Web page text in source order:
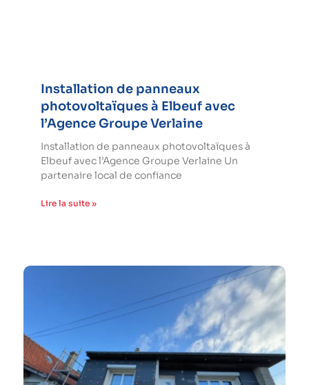
Installation de panneaux
photovoltaïques à Elbeuf avec
l’Agence Groupe Verlaine
Installation de panneaux photovoltaïques à
Elbeuf avec l’Agence Groupe Verlaine Un
partenaire local de confiance
Lire la suite »